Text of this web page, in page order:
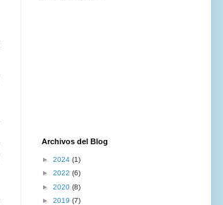
Archivos del Blog
► 2024 (1)
► 2022 (6)
► 2020 (8)
► 2019 (7)